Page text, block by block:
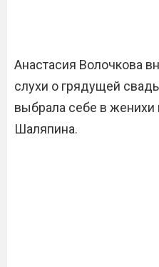
Анастасия Волочкова
слухи о грядущей
выбрала себе в
Шаляпина.